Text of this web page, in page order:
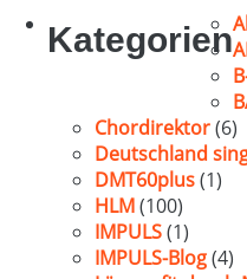
Kategorien
Chordirektor(6)
Deutschland
DMT60plus(1)
HLM(100)
IMPULS(1)
IMPULS-Blog(4)